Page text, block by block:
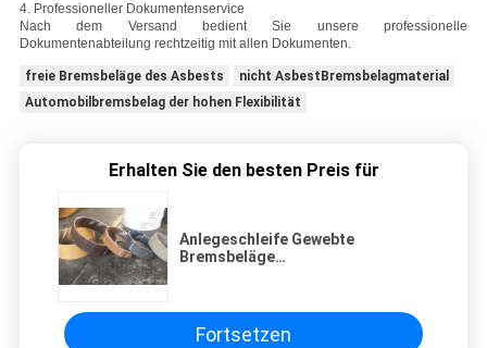
4. Professioneller Dokumentenservice
Nach dem Versand bedient Sie unsere professionelle
Dokumentenabteilung rechtzeitig mit allen Dokumenten.
freie Bremsbeläge des Asbests
nicht AsbestBremsbelagmaterial
Automobilbremsbelag der hohen Flexibilität
Erhalten Sie den besten Preis für
Anlegeschleife Gewebte
Bremsbeläge
Fortsetzen